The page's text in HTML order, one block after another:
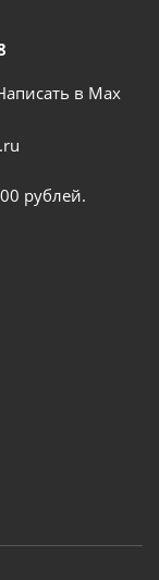
в Мах
рублей.